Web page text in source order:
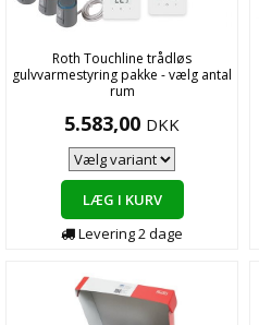
Roth Touchline trådløs
gulvvarmestyring pakke - vælg antal
rum
5.583,00 DKK
LÆG I KURV
Levering2dage